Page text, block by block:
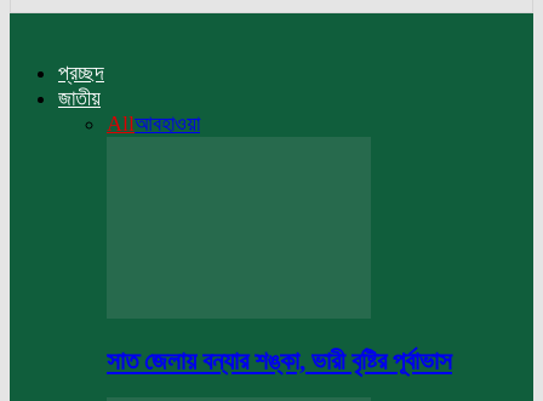
প্রচ্ছদ
জাতীয়
Allআবহাওয়া
সাত জেলায় বন্যার শঙ্কা, ভারী বৃষ্টির পূর্বাভাস